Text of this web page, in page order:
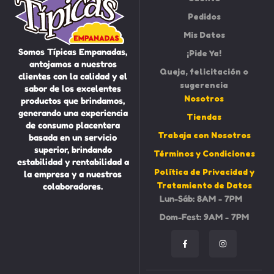
Somos Típicas Empanadas,
antojamos a nuestros
clientes con la calidad y el
sabor de los excelentes
productos que brindamos,
generando una experiencia
de consumo placentera
basada en un servicio
superior, brindando
estabilidad y rentabilidad a
la empresa y a nuestros
colaboradores.
Pedidos
Mis Datos
¡Pide Ya!
Queja, felicitación o
sugerencia
Nosotros
Tiendas
Trabaja con Nosotros
Términos y Condiciones
Política de Privacidad y
Tratamiento de Datos
Lun-Sáb: 8AM - 7PM
Dom-Fest: 9AM - 7PM